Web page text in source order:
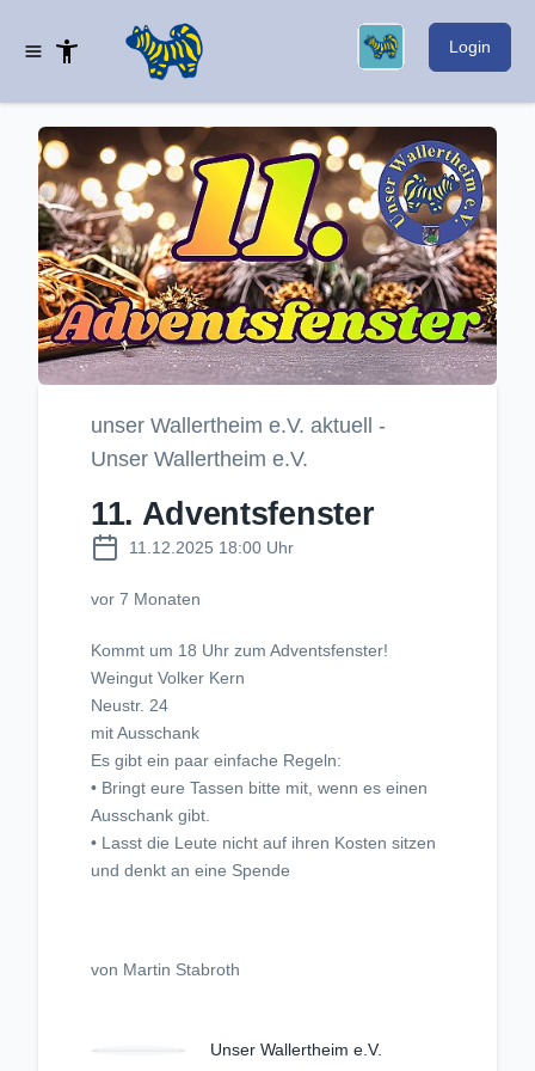
Login
unser Wallertheim e.V. aktuell -
Unser Wallertheim e.V.
11. Adventsfenster
11.12.2025 18:00 Uhr
vor 7 Monaten
Kommt um 18 Uhr zum Adventsfenster!
Weingut Volker Kern
Neustr. 24
mit Ausschank
Es gibt ein paar einfache Regeln:
• Bringt eure Tassen bitte mit, wenn es einen
Ausschank gibt.
• Lasst die Leute nicht auf ihren Kosten sitzen
und denkt an eine Spende
von Martin Stabroth
Unser Wallertheim e.V.